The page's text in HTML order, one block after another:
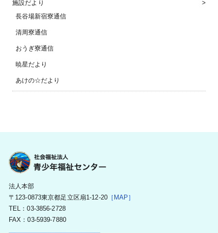
施設だより
長谷場新宿寮通信
清周寮通信
おうぎ寮通信
暁星だより
あけの☆だより
法人本部
〒123-0873東京都足立区扇1-12-20［MAP］
TEL：03-3856-2728
FAX：03-5939-7880